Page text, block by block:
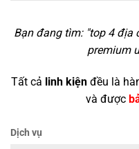
Bạn đang tìm: "top 4 địa
premium
Tất cả linh kiện đều là
và được
Dịch vụ